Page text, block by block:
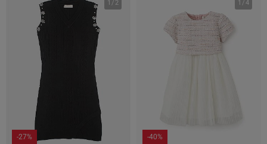
1 / 2
-27%
1 /4
-40%